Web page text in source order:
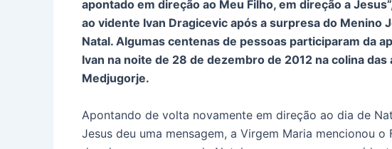
apontado em direção ao Meu Filho, em direção a
ao vidente Ivan Dragicevic após a surpresa do Menino
Natal. Algumas centenas de pessoas participaram da
Ivan na noite de 28 de dezembro de 2012 na colina das
Medjugorje.
Apontando de volta novamente em direção ao dia de
Jesus deu uma mensagem, a Virgem Maria mencionou